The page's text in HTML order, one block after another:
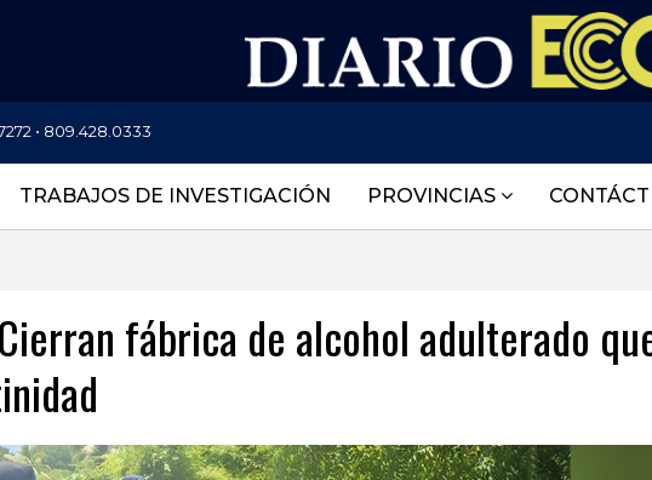
• 809.428.0333
TRABAJOS DE INVESTIGACIÓN PROVINCIAS
fábrica de alcohol adulterado